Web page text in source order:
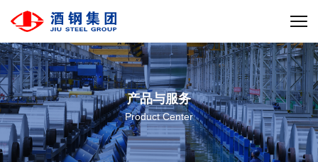
产品与服务
Product Center